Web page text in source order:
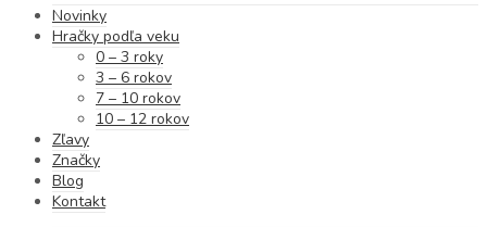
Novinky
Hračky podľa veku
0 – 3 roky
3 – 6 rokov
7 – 10 rokov
10 – 12 rokov
Zľavy
Značky
Blog
Kontakt